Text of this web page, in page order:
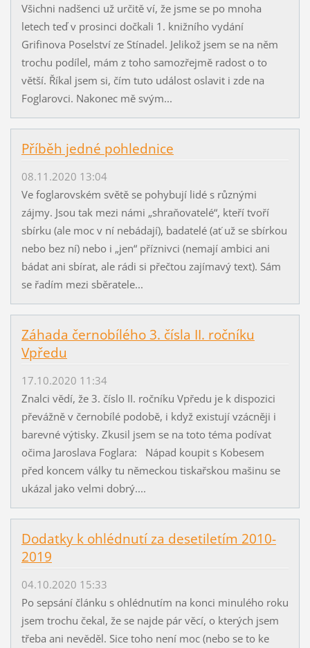
Všichni nadšenci už určitě ví, že jsme se po mnoha
letech teď v prosinci dočkali 1. knižního vydání
Grifinova Poselství ze Stínadel. Jelikož jsem se na něm
trochu podílel, mám z toho samozřejmě radost o to
větší. Říkal jsem si, čím tuto událost oslavit i zde na
Foglarovci. Nakonec mě svým...
Příběh jedné pohlednice
08.11.2020 13:04
Ve foglarovském světě se pohybují lidé s různými
zájmy. Jsou tak mezi námi „shraňovatelé“, kteří tvoří
sbírku (ale moc v ní nebádají), badatelé (ať už se sbírkou
nebo bez ní) nebo i „jen“ příznivci (nemají ambici ani
bádat ani sbírat, ale rádi si přečtou zajímavý text). Sám
se řadím mezi sběratele...
Záhada černobílého 3. čísla II. ročníku
Vpředu
17.10.2020 11:34
Znalci vědí, že 3. číslo II. ročníku Vpředu je k dispozici
převážně v černobílé podobě, i když existují vzácněji i
barevné výtisky. Zkusil jsem se na toto téma podívat
očima Jaroslava Foglara: Nápad koupit s Kobesem
před koncem války tu německou tiskařskou mašinu se
ukázal jako velmi dobrý....
Dodatky k ohlédnutí za desetiletím 2010-
2019
04.10.2020 15:33
Po sepsání článku s ohlédnutím na konci minulého roku
jsem trochu čekal, že se najde pár věcí, o kterých jsem
třeba ani nevěděl. Sice toho není moc (nebo se to ke